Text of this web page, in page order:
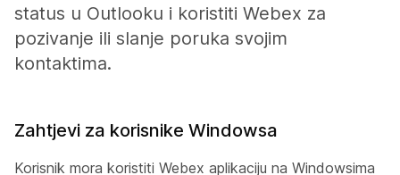
status u Outlooku i koristiti Webex za
pozivanje ili slanje poruka svojim
kontaktima.
Zahtjevi za korisnike Windowsa
Korisnik mora koristiti Webex aplikaciju na Windowsima